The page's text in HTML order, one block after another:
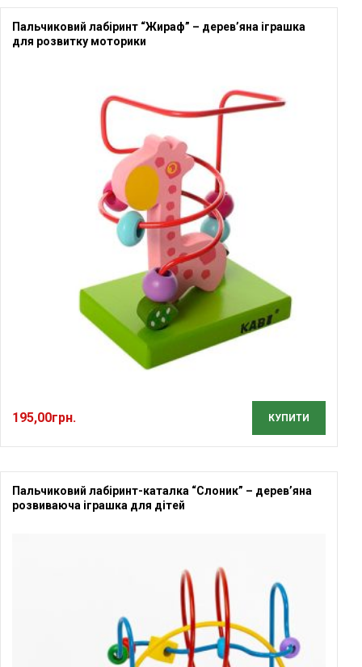
Пальчиковий лабіринт “Жираф” – дерев’яна іграшка
для розвитку моторики
195,00грн. КУПИТИ
Пальчиковий лабіринт-каталка “Слоник” – дерев’яна
розвиваюча іграшка для дітей